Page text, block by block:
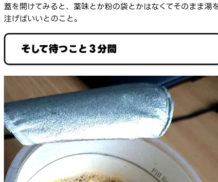
蓋を開けてみると、薬味とか粉の袋とかはなくてそのまま湯
注げばいいとのこと。
そして待つこと３分間